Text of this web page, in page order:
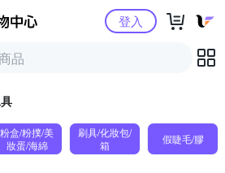
Yahoo購物中心登入
粉盒/粉撲/美
妝蛋/海綿
刷具/化妝包/
箱
假睫毛/膠